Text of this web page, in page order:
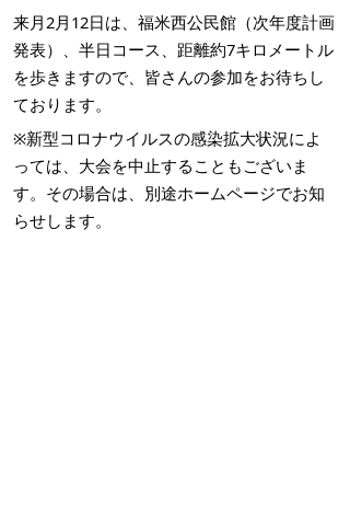
来月2月12日は、福米西公民館（次年度計画
発表）、半日コース、距離約7キロメートル
を歩きますので、皆さんの参加をお待ちし
ております。
※新型コロナウイルスの感染拡大状況によ
っては、大会を中止することもございま
す。その場合は、別途ホームページでお知
らせします。